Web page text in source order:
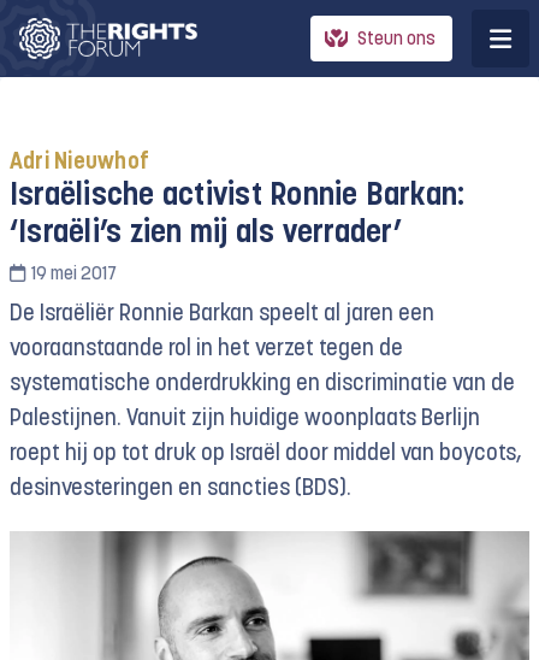
Steun ons
Adri Nieuwhof
Israëlische activist Ronnie Barkan:
‘Israëli’s zien mij als verrader’
19 mei 2017
De Israëliër Ronnie Barkan speelt al jaren een
vooraanstaande rol in het verzet tegen de
systematische onderdrukking en discriminatie van de
Palestijnen. Vanuit zijn huidige woonplaats Berlijn
roept hij op tot druk op Israël door middel van boycots,
desinvesteringen en sancties (BDS).